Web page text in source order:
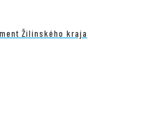
Žilinského kraja